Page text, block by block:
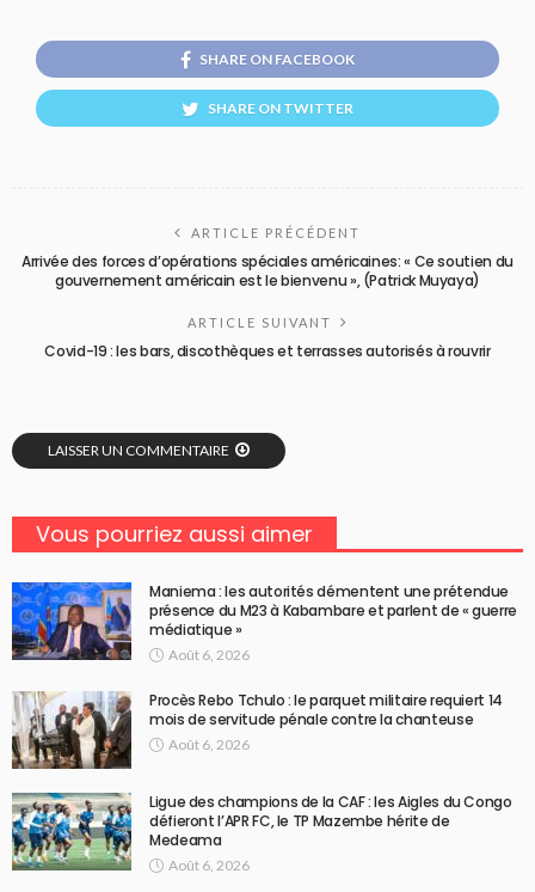
SHARE ON FACEBOOK
SHARE ON TWITTER
ARTICLE PRÉCÉDENT
Arrivée des forces d’opérations spéciales américaines: « Ce soutien du
gouvernement américain est le bienvenu », (Patrick Muyaya)
ARTICLE SUIVANT
Covid-19 : les bars, discothèques et terrasses autorisés à rouvrir
LAISSER UN COMMENTAIRE
Vous pourriez aussi aimer
Maniema : les autorités démentent une prétendue
présence du M23 à Kabambare et parlent de « guerre
médiatique »
Août 6, 2026
Procès Rebo Tchulo : le parquet militaire requiert 14
mois de servitude pénale contre la chanteuse
Août 6, 2026
Ligue des champions de la CAF : les Aigles du Congo
défieront l’APR FC, le TP Mazembe hérite de
Medeama
Août 6, 2026